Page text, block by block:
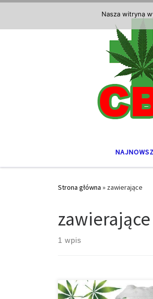
Strona główna » zawierające
zawierające
1 wpis
Na inauguracyjnym Weed
Nasza witryna